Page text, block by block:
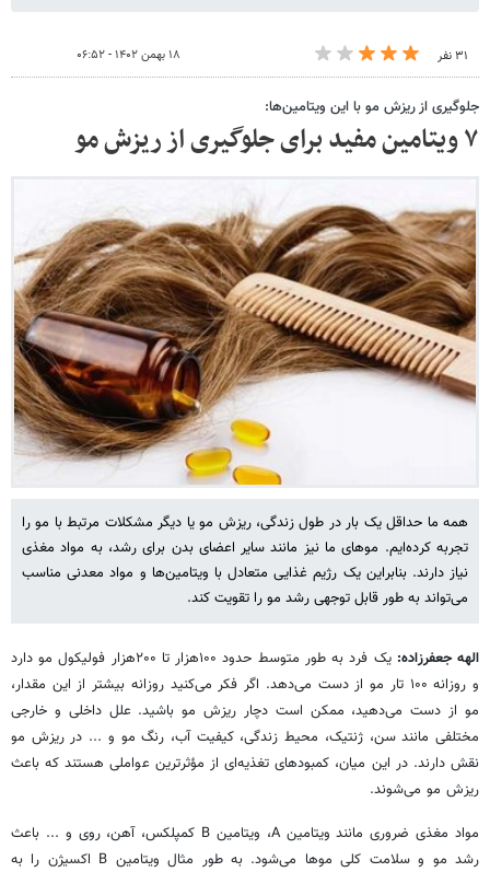
۳۱ نفر ۱۸ بهمن ۱۴۰۲ - ۰۶:۵۲
جلوگیری از ریزش مو با این ویتامین‌ها:
۷ ویتامین مفید برای جلوگیری از ریزش مو
همه ما حداقل یک بار در طول زندگی، ریزش مو یا دیگر مشکلات مرتبط با مو را
تجربه کرده‌ایم. موهای ما نیز مانند سایر اعضای بدن برای رشد، به مواد مغذی
نیاز دارند. بنابراین یک رژیم غذایی متعادل با ویتامین‌ها و مواد معدنی مناسب
می‌تواند به طور قابل توجهی رشد مو را تقویت کند.
الهه جعفرزاده:
یک فرد به طور متوسط حدود ۱۰۰هزار تا ۲۰۰هزار فولیکول مو دارد
و روزانه ۱۰۰ تار مو از دست می‌دهد. اگر فکر می‌کنید روزانه بیشتر از این مقدار،
مو از دست می‌دهید، ممکن است دچار ریزش مو باشید. علل داخلی و خارجی
مختلفی مانند سن، ژنتیک، محیط زندگی، کیفیت آب، رنگ مو و ... در ریزش مو
نقش دارند. در این میان، کمبودهای تغذیه‌ای از مؤثرترین عواملی هستند که باعث
ریزش مو می‌شوند.
مواد مغذی ضروری مانند ویتامین A، ویتامین B کمپلکس، آهن، روی و ... باعث
رشد مو و سلامت کلی موها می‌شود. به طور مثال ویتامین B اکسیژن را به